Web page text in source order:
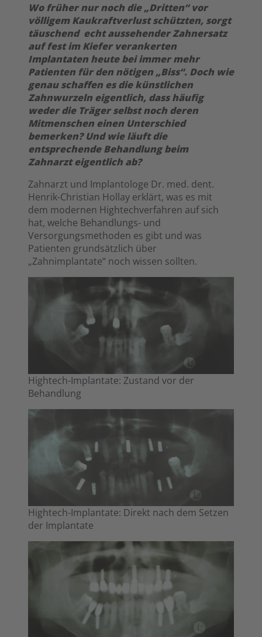
Wo früher nur noch die „Dritten“ vor
völligem Kaukraftverlust schützten, sorgt
täuschend echt aussehender Zahnersatz
auf fest im Kiefer verankerten
Implantaten heute bei immer mehr
Patienten für den nötigen „Biss“. Doch wie
genau schaffen es die künstlichen
Zahnwurzeln eigentlich, dass häufig
weder die Träger selbst noch deren
Mitmenschen einen Unterschied
bemerken? Und wie läuft die
entsprechende Behandlung beim
Zahnarzt eigentlich ab?
Zahnarzt und Implantologe Dr. med. dent.
Henrik-Christian Hollay erklärt, was es mit
dem modernen Hightechverfahren auf sich
hat, welche Behandlungs- und
Versorgungsmethoden es gibt und was
Patienten grundsätzlich über
„Zahnimplantate“ noch wissen sollten.
Hightech-Implantate: Zustand vor der
Behandlung
Hightech-Implantate: Direkt nach dem Setzen
der Implantate